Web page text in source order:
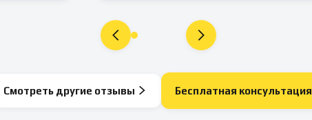
Смотреть другие отзывы Бесплатная консультация